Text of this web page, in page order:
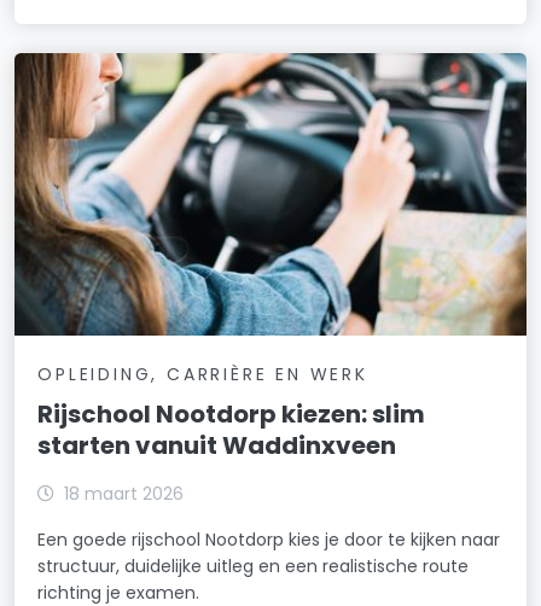
OPLEIDING, CARRIÈRE EN WERK
Rijschool Nootdorp kiezen: slim
starten vanuit Waddinxveen
18 maart 2026
Een goede rijschool Nootdorp kies je door te kijken naar
structuur, duidelijke uitleg en een realistische route
richting je examen.